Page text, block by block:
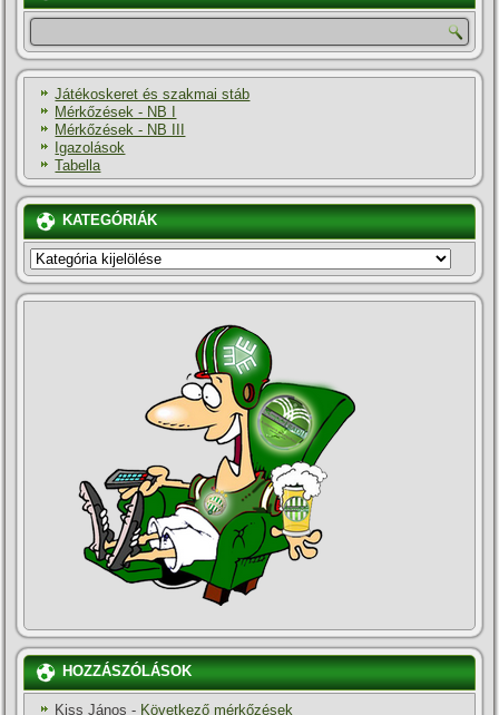
Játékoskeret és szakmai stáb
Mérkőzések - NB I
Mérkőzések - NB III
Igazolások
Tabella
KATEGÓRIÁK
KATEGÓRIÁK
HOZZÁSZÓLÁSOK
Kiss János - Következő mérkőzések